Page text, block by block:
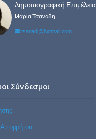
Δημοσιογραφική Επιμέλεια
Μαρία Τσανάδη
tsanadi@hotmail.com
Σύνδεσμοι
Απορρήτου